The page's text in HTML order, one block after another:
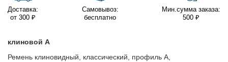
Доставка:
от 300 ₽
Самовывоз:
бесплатно
Мин.сумма заказа:
500 ₽
клиновой A
Ремень клиновидный, классический, профиль A,